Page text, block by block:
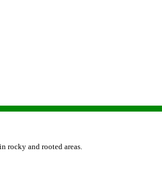
rocky and rooted areas.